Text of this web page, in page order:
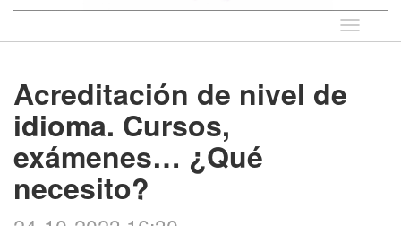
Idioma
Acreditación de nivel de
idioma. Cursos,
exámenes… ¿Qué
necesito?